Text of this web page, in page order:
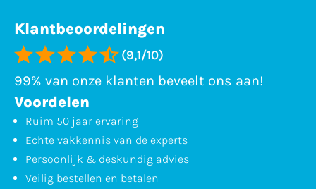
Klantbeoordelingen
(9,1/10)
99% van onze klanten beveelt ons aan!
Voordelen
Ruim 50 jaar ervaring
Echte vakkennis van de experts
Persoonlijk & deskundig advies
Veilig bestellen en betalen